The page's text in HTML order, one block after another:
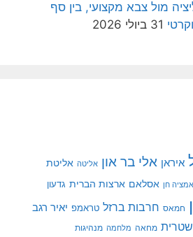
מול צבא מקצועי, בין סף
31 ביולי 2026
איראן אלי בר און אליטה אליטת
אמציה חן אסלאם ארצות הברית גדעון
חמאס חרבות ברזל טראמפ יאיר רגב
מחאה מלחמה מנהיגות